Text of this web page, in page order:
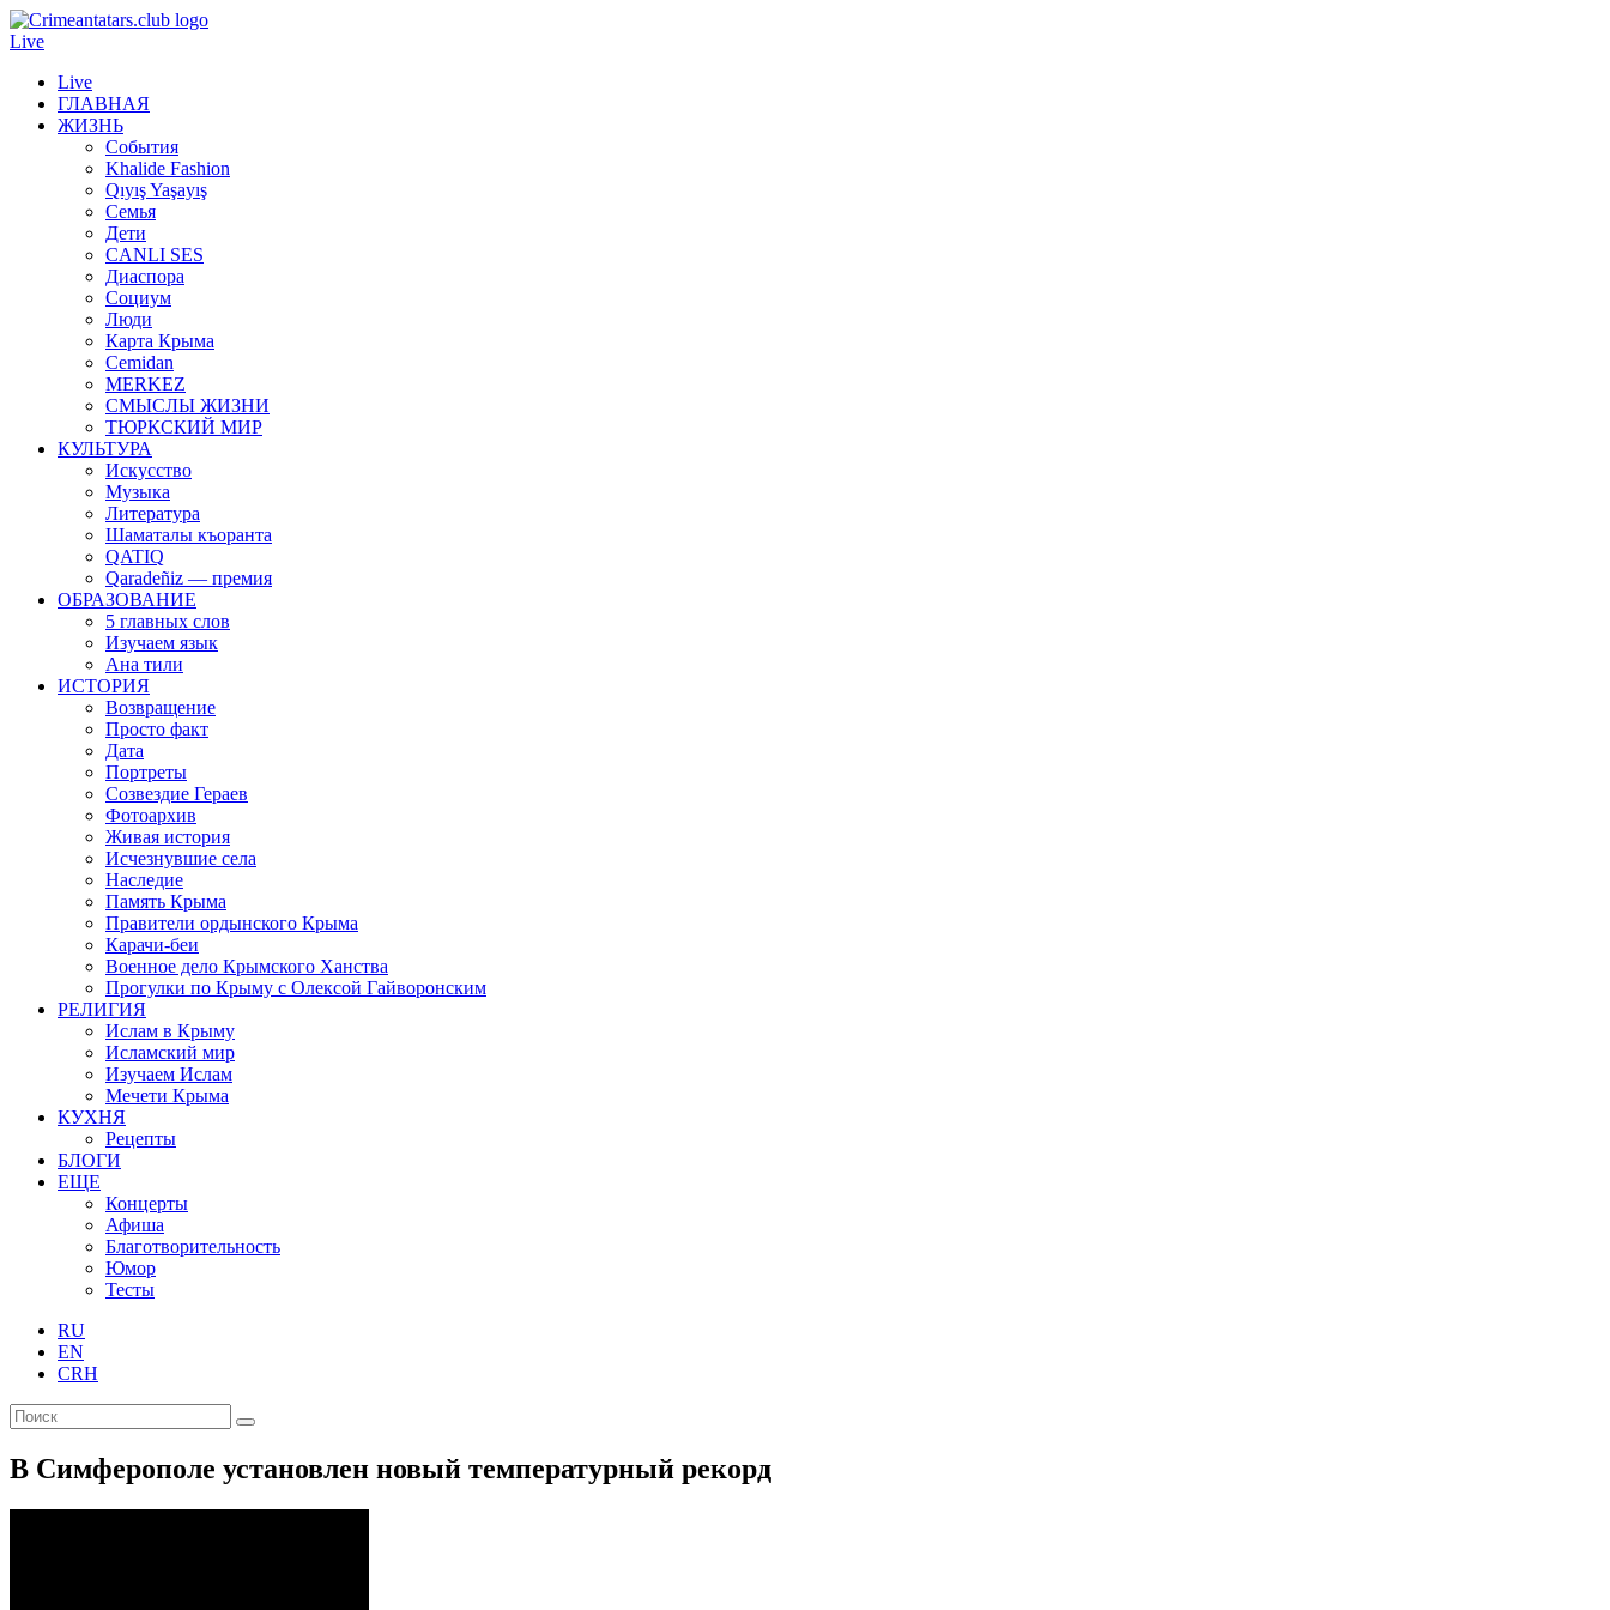
Live
Live
ГЛАВНАЯ
ЖИЗНЬ
События
Khalide Fashion
Qıyış Yaşayış
Семья
Дети
CANLI SES
Диаспора
Социум
Люди
Карта Крыма
Cemidan
МERKEZ
СМЫСЛЫ ЖИЗНИ
ТЮРКСКИЙ МИР
КУЛЬТУРА
Искусство
Музыка
Литература
Шаматалы къоранта
QATIQ
Qaradeñiz — премия
ОБРАЗОВАНИЕ
5 главных слов
Изучаем язык
Ана тили
ИСТОРИЯ
Возвращение
Просто факт
Дата
Портреты
Созвездие Гераев
Фотоархив
Живая история
Исчезнувшие села
Наследие
Память Крыма
Правители ордынского Крыма
Карачи-беи
Военное дело Крымского Ханства
Прогулки по Крыму с Олексой Гайворонским
РЕЛИГИЯ
Ислам в Крыму
Исламский мир
Изучаем Ислам
Мечети Крыма
КУХНЯ
Рецепты
БЛОГИ
ЕЩЕ
Концерты
Афиша
Благотворительность
Юмор
Тесты
RU
EN
CRH
В Симферополе установлен новый температурный рекорд